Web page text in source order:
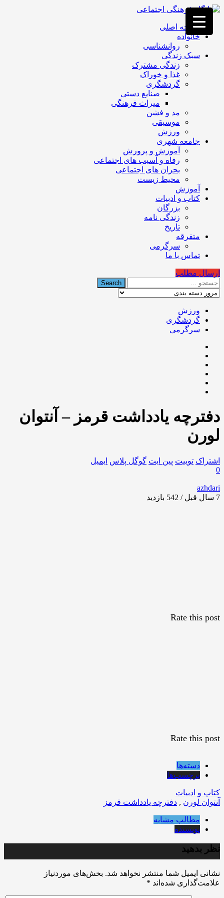
فصد
خون
غرب
تهران
خشکشویی
تصفیه
تهران
صفحه اصلی
خانواده
روانشناسی
سبک زندگی
زندگی مشترک
غذا و خوراک
گردشگری
صنایع دستی
میراث فرهنگی
مد و فشن
موسیقی
ورزش
جامعه شهری
آموزش و پرورش
رفاه و آسیب های اجتماعی
بحران های اجتماعی
محیط زیست
آموزش
کتاب و ادبیات
بزرگان
زندگی نامه
تاریخ
متفرقه
سرگرمی
تماس با ما
ارسال مطلب
ورزش
گردشگری
سرگرمی
دفترچه یادداشت قرمز – آنتوان
لورن
اشتراک توییت پین ایت گوگل‌ پلاس ایمیل
0
azhdari
7 سال قبل / 542
بازدید
Rate this post
Rate this post
دسته‌ها
برچسب‌ها
کتاب و ادبیات
آنتوان لورن , دفترچه یادداشت قرمز
مطالب مشابه
نویسنده
نظر بدهید
نشانی ایمیل شما منتشر نخواهد شد. بخش‌های موردنیاز
علامت‌گذاری شده‌اند *